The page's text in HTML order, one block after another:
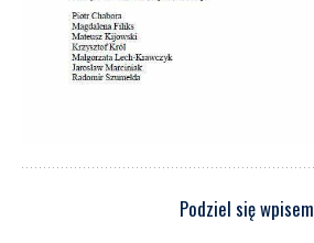
Podziel się wpisem